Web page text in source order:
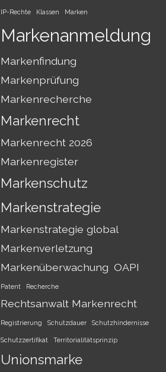
IP-Rechte Klassen Marken
Markenanmeldung
Markenfindung
Markenprüfung
Markenrecherche
Markenrecht
Markenrecht 2026
Markenregister
Markenschutz
Markenstrategie
Markenstrategie global
Markenverletzung
Markenüberwachung OAPI
Patent Recherche
Rechtsanwalt Markenrecht
Registrierung Schutzdauer Schutzhindernisse
Schutzzertifikat Territorialitätsprinzip
Unionsmarke